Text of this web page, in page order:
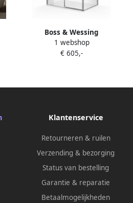
Boss & Wessing
Douchecabine BWS P&C
Design 110x...cm 8mm
1 webshop
€ 605,-
Klantenservice
Retourneren & ruilen
Verzending & bezorging
Status van bestelling
Garantie & reparatie
Betaalmogelijkheden